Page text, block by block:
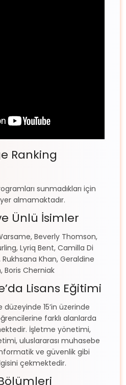
Ranking
sunmadıkları için
almamaktadır.
Ünlü İsimler
Beverly Thomson,
Lyriq Bent, Camilla Di
Khan, Geraldine
Boris Cherniak
Lisans Eğitimi
15’in üzerinde
farklı alanlarda
İşletme yönetimi,
uluslararası muhasebe
ve güvenlik gibi
çekmektedir.